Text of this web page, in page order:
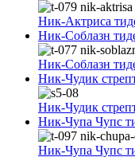
Ник-Актриса
Ник-Соблазн
Ник-Соблазн
Ник-Чудик
Ник-Чудик
Ник-Чупа Чупс
Ник-Чупа Чупс